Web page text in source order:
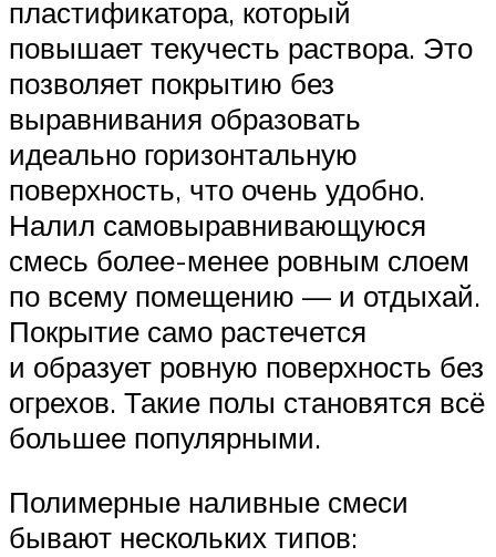
пластификатора, который
повышает текучесть раствора. Это
позволяет покрытию без
выравнивания образовать
идеально горизонтальную
поверхность, что очень удобно.
Налил самовыравнивающуюся
смесь более-менее ровным слоем
по всему помещению — и отдыхай.
Покрытие само растечется
и образует ровную поверхность без
огрехов. Такие полы становятся всё
большее популярными.
Полимерные наливные смеси
бывают нескольких типов: